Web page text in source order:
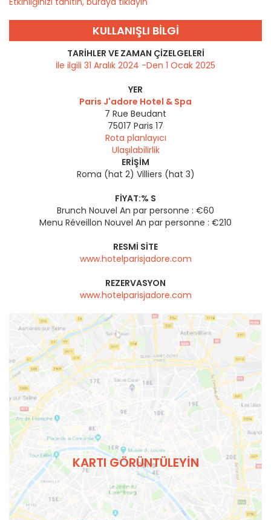
KULLANIŞLI BILGI
TARIHLER VE ZAMAN ÇIZELGELERI
İle ilgili 31 Aralık 2024 -Den 1 Ocak 2025
YER
Paris J'adore Hotel & Spa
7 Rue Beudant
75017 Paris 17
Rota planlayıcı
Ulaşılabilirlik
ERIŞIM
Roma (hat 2) Villiers (hat 3)
FIYAT:% S
Brunch Nouvel An par personne : €60
Menu Réveillon Nouvel An par personne : €210
RESMI SITE
www.hotelparisjadore.com
REZERVASYON
www.hotelparisjadore.com
KARTI GÖRÜNTÜLEYIN